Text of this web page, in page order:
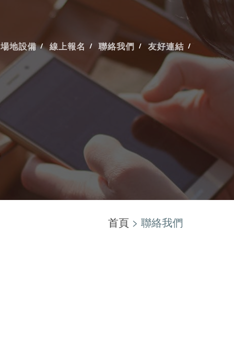
場地設備 線上報名 聯絡我們 友好連結
首頁 > 聯絡我們